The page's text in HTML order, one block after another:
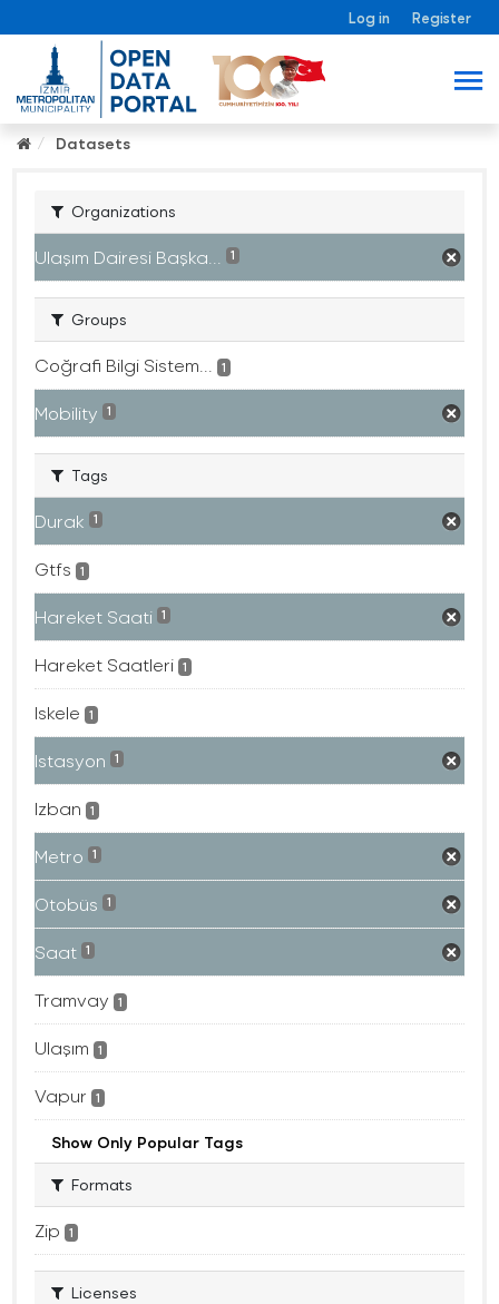
Log in Register
Datasets
Organizations
Ulaşım Dairesi Başka... 1
Groups
Coğrafi Bilgi Sistem... 1
Mobility 1
Tags
Durak 1
Gtfs 1
Hareket Saati 1
Hareket Saatleri 1
Iskele 1
Istasyon 1
Izban 1
Metro 1
Otobüs 1
Saat 1
Tramvay 1
Ulaşım 1
Vapur 1
Show Only Popular Tags
Formats
Zip 1
Licenses